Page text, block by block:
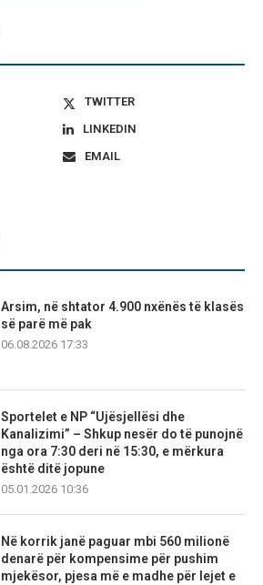
TWITTER
LINKEDIN
EMAIL
Arsim, në shtator 4.900 nxënës të klasës
së parë më pak
06.08.2026 17:33
Sportelet e NP “Ujësjellësi dhe
Kanalizimi” – Shkup nesër do të punojnë
nga ora 7:30 deri në 15:30, e mërkura
është ditë jopune
05.01.2026 10:36
Në korrik janë paguar mbi 560 milionë
denarë për kompensime për pushim
mjekësor, pjesa më e madhe për lejet e